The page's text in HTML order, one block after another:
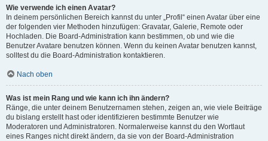
Wie verwende ich einen Avatar?
In deinem persönlichen Bereich kannst du unter „Profil“ einen Avatar über eine
der folgenden vier Methoden hinzufügen: Gravatar, Galerie, Remote oder
Hochladen. Die Board-Administration kann bestimmen, ob und wie die
Benutzer Avatare benutzen können. Wenn du keinen Avatar benutzen kannst,
solltest du die Board-Administration kontaktieren.
Nach oben
Was ist mein Rang und wie kann ich ihn ändern?
Ränge, die unter deinem Benutzernamen stehen, zeigen an, wie viele Beiträge
du bislang erstellt hast oder identifizieren bestimmte Benutzer wie
Moderatoren und Administratoren. Normalerweise kannst du den Wortlaut
eines Ranges nicht direkt ändern, da sie von der Board-Administration